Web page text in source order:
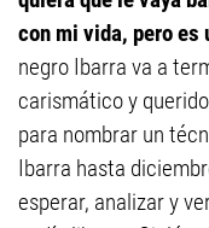
con mi vida, pero es
negro Ibarra va a
carismático y
para nombrar un
Ibarra hasta
esperar, analizar y